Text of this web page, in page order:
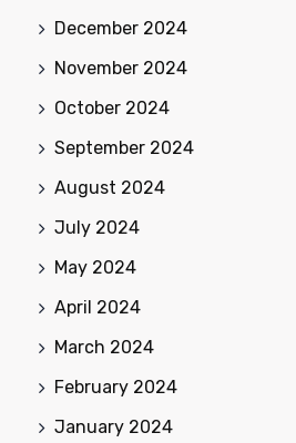
December 2024
November 2024
October 2024
September 2024
August 2024
July 2024
May 2024
April 2024
March 2024
February 2024
January 2024